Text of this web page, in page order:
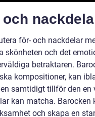
och
för- och nackdelar
skönheten och det
betraktaren.
kompositioner, kan
samtidigt tillför den
kan matcha.
och skapa en